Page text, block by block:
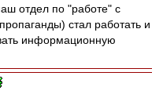
отдел по "работе" с
стал работать и
информационную